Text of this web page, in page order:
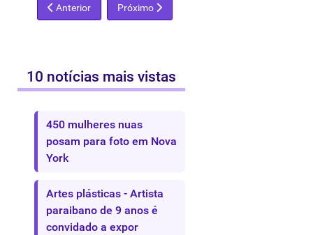
Artigo anterior: Livro Amigos das Artes mostra os efeitos
Anterior Próximo artigo: Revista Continuum
Próximo
10 notícias mais vistas
450 mulheres nuas
posam para foto em Nova
York
Artes plásticas - Artista
paraibano de 9 anos é
convidado a expor